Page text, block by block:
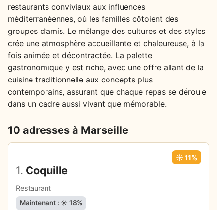
restaurants conviviaux aux influences
méditerranéennes, où les familles côtoient des
groupes d’amis. Le mélange des cultures et des styles
crée une atmosphère accueillante et chaleureuse, à la
fois animée et décontractée. La palette
gastronomique y est riche, avec une offre allant de la
cuisine traditionnelle aux concepts plus
contemporains, assurant que chaque repas se déroule
dans un cadre aussi vivant que mémorable.
10 adresses à Marseille
1. Coquille
Restaurant
☀️ 11%
Maintenant : ☀️ 18%